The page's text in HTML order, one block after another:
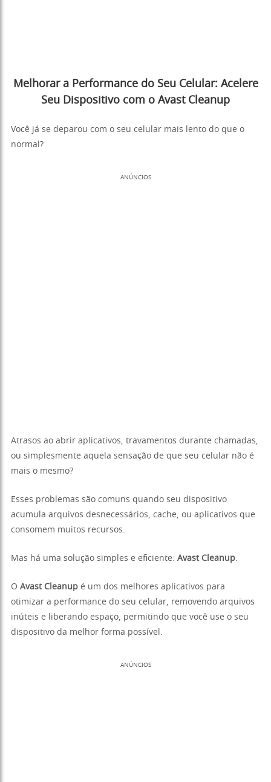
Melhorar a Performance do Seu Celular: Acelere
Seu Dispositivo com o Avast Cleanup
Você já se deparou com o seu celular mais lento do que o
normal?
ANÚNCIOS
Atrasos ao abrir aplicativos, travamentos durante chamadas,
ou simplesmente aquela sensação de que seu celular não é
mais o mesmo?
Esses problemas são comuns quando seu dispositivo
acumula arquivos desnecessários, cache, ou aplicativos que
consomem muitos recursos.
Mas há uma solução simples e eficiente: Avast Cleanup.
O Avast Cleanup é um dos melhores aplicativos para
otimizar a performance do seu celular, removendo arquivos
inúteis e liberando espaço, permitindo que você use o seu
dispositivo da melhor forma possível.
ANÚNCIOS